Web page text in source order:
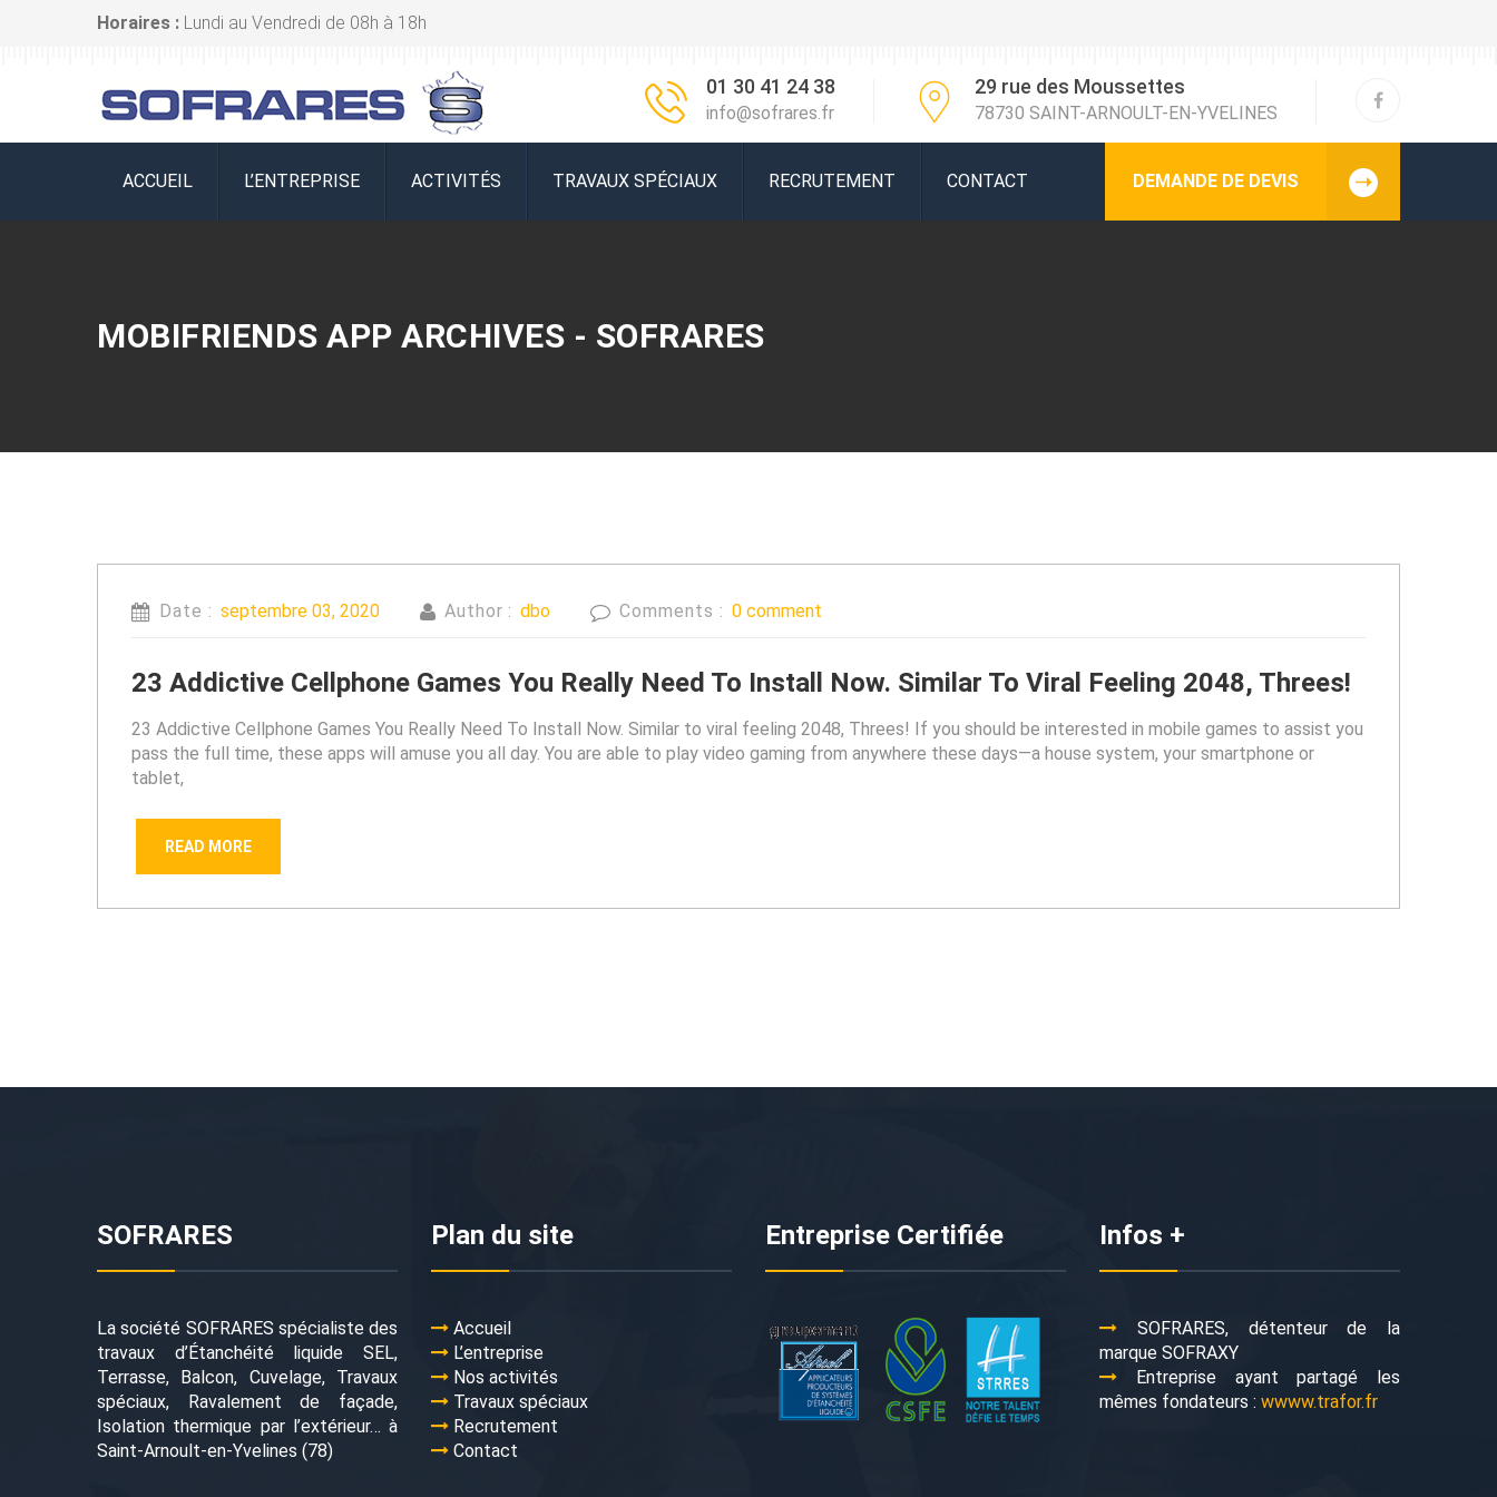
Horaires : Lundi au Vendredi de 08h à 18h
01 30 41 24 38
info@sofrares.fr
29 rue des Moussettes
78730 SAINT-ARNOULT-EN-YVELINES
ACCUEIL L’ENTREPRISE ACTIVITÉS TRAVAUX SPÉCIAUX RECRUTEMENT CONTACT DEMANDE DE DEVIS
MOBIFRIENDS APP ARCHIVES - SOFRARES
Date : septembre 03, 2020 Author : dbo Comments : 0 comment
23 Addictive Cellphone Games You Really Need To Install Now. Similar To Viral Feeling 2048, Threes!
23 Addictive Cellphone Games You Really Need To Install Now. Similar to viral feeling 2048, Threes! If you should be interested in mobile games to assist you
pass the full time, these apps will amuse you all day. You are able to play video gaming from anywhere these days—a house system, your smartphone or
tablet,
READ MORE
SOFRARES
La société SOFRARES spécialiste des
travaux d’Étanchéité liquide SEL,
Terrasse, Balcon, Cuvelage, Travaux
spéciaux, Ravalement de façade,
Isolation thermique par l’extérieur… à
Saint-Arnoult-en-Yvelines (78)
Plan du site
Accueil
L’entreprise
Nos activités
Travaux spéciaux
Recrutement
Contact
Entreprise Certifiée Infos +
SOFRARES, détenteur de la
marque SOFRAXY
Entreprise ayant partagé les
mêmes fondateurs : wwww.trafor.fr